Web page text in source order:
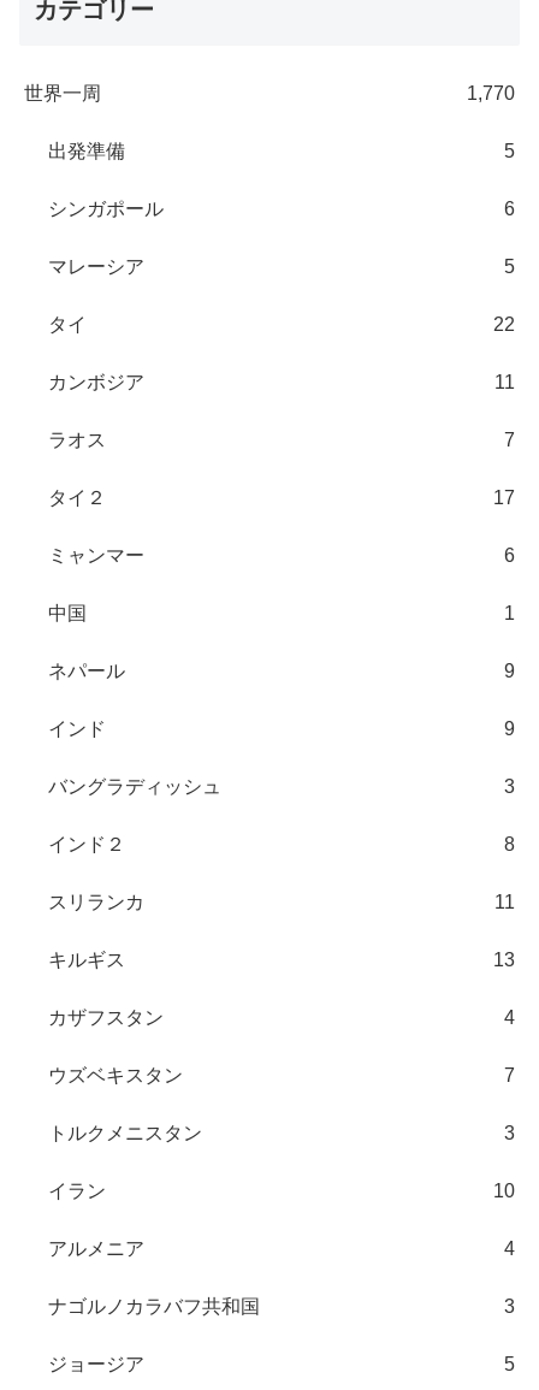
カテゴリー
世界一周 1,770
出発準備 5
シンガポール 6
マレーシア 5
タイ 22
カンボジア 11
ラオス 7
タイ２ 17
ミャンマー 6
中国 1
ネパール 9
インド 9
バングラディッシュ 3
インド２ 8
スリランカ 11
キルギス 13
カザフスタン 4
ウズベキスタン 7
トルクメニスタン 3
イラン 10
アルメニア 4
ナゴルノカラバフ共和国 3
ジョージア 5